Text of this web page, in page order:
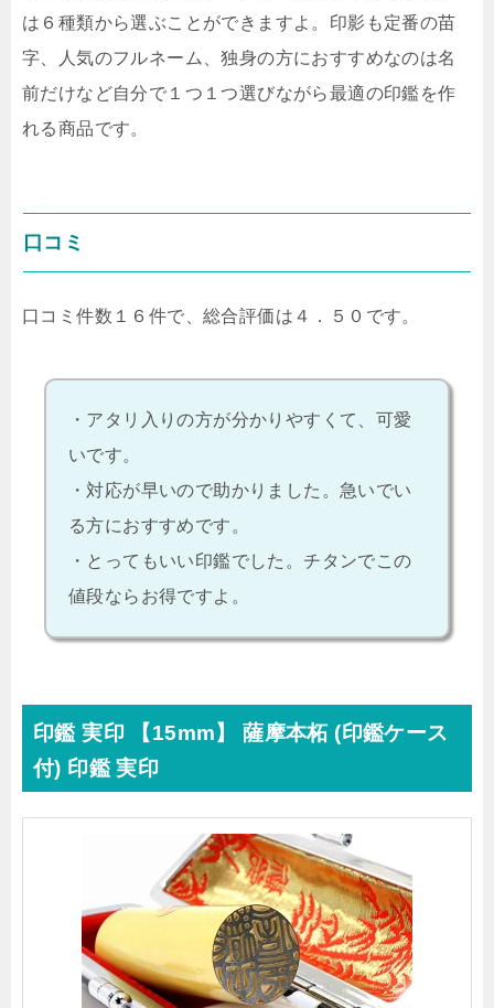
は６種類から選ぶことができますよ。印影も定番の苗
字、人気のフルネーム、独身の方におすすめなのは名
前だけなど自分で１つ１つ選びながら最適の印鑑を作
れる商品です。
口コミ
口コミ件数１６件で、総合評価は４．５０です。
・アタリ入りの方が分かりやすくて、可愛
いです。
・対応が早いので助かりました。急いでい
る方におすすめです。
・とってもいい印鑑でした。チタンでこの
値段ならお得ですよ。
印鑑 実印 【15mm】 薩摩本柘 (印鑑ケース
付) 印鑑 実印